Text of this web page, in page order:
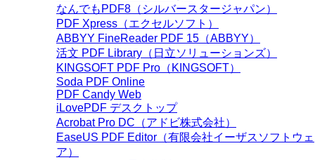
なんでもPDF8（シルバースタージャパン）
PDF Xpress（エクセルソフト）
ABBYY FineReader PDF 15（ABBYY）
活文 PDF Library（日立ソリューションズ）
KINGSOFT PDF Pro（KINGSOFT）
Soda PDF Online
PDF Candy Web
iLovePDF デスクトップ
Acrobat Pro DC（アドビ株式会社）
EaseUS PDF Editor（有限会社イーザスソフトウェ
ア）